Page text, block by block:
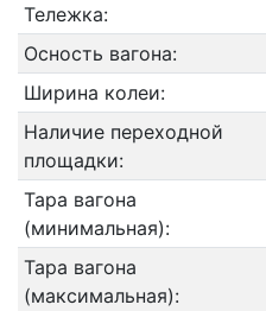
Тележка:
Осность вагона:
Ширина колеи:
Наличие переходной
площадки:
Тара вагона
(минимальная):
Тара вагона
(максимальная):